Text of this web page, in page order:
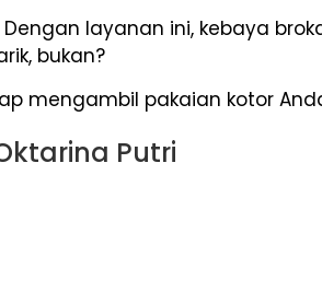
Dengan layanan ini, kebaya
bukan?
mengambil pakaian kotor
Putri